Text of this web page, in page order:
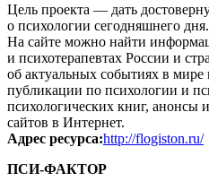
Цель проекта — дать
о психологии сегодняшнего дня.
На сайте можно найти
и психотерапевтах России и
об актуальных событиях в мире
публикации по психологии и
психологических книг, анонсы
сайтов в Интернет.
Адрес ресурса:http://flogiston.ru/
ПСИ-ФАКТОР